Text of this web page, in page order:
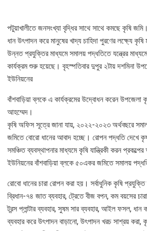
পটুয়াখালীতে জনসংখ্যা বৃদ্ধির সাথে সাথে কমছে কৃষি
ধান উৎপাদন করে মানুষের খাদ্য চাহিদা পুরণের লক্ষ্যে কৃষি
উন্নত প্রযুক্তির মাধ্যমে সমালয় পদ্ধতিতে যন্ত্রের
কার্যক্রম শুরু হয়েছে। বৃহস্পতিবার দুপুর ২টায় দশমিনা
ইউনিয়নের
বাঁশবাড়িয়া ব্লকে এ কার্যক্রমের উদ্বোধন করেন উপজেলা
আহম্মেদ।
কৃষি অফিস সূত্রে জানা যায়, ২০২২-২০২৩ অর্থবছরে
জমিতে বোরো ধানের আবাদ হচ্ছে। রোপন পদ্ধতি দেখে
সমঞ্চিত ব্যবস্থাপনার মাধ্যমে কৃষি যান্ত্রিকী করন প্রকল্পের
ইউনিয়নের বাঁশবাড়িয়া ব্লকে ৫০একর জমিতে সমালয়
রোবো ধানের চারা রোপন করা হয়। সর্বাধুনিক কৃষি
ব্রিধান-৭৪ জাত ব্যবহার, ট্রেতে বীজ বপন, কম বয়সের
ট্রন্স প্লান্টার ব্যবহার, সুষম সার ব্যবহার, আইল ফসল, ধান
ব্যবহার করে উৎপাদন বাড়ানো, উৎপাদন খরচ সাশ্রয় করা,